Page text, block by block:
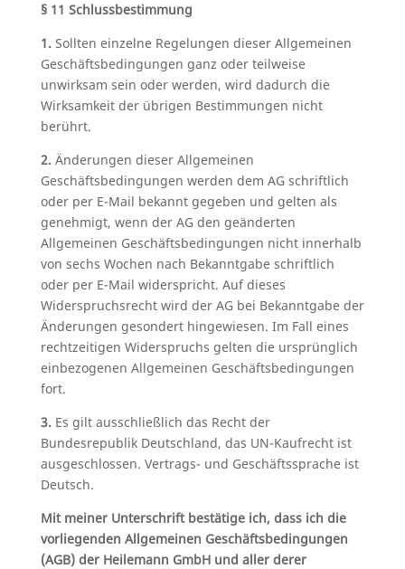
§ 11 Schlussbestimmung
1.Sollten einzelne Regelungen dieser Allgemeinen
Geschäftsbedingungen ganz oder teilweise
unwirksam sein oder werden, wird dadurch die
Wirksamkeit der übrigen Bestimmungen nicht
berührt.
2.Änderungen dieser Allgemeinen
Geschäftsbedingungen werden dem AG schriftlich
oder per E-Mail bekannt gegeben und gelten als
genehmigt, wenn der AG den geänderten
Allgemeinen Geschäftsbedingungen nicht innerhalb
von sechs Wochen nach Bekanntgabe schriftlich
oder per E-Mail widerspricht. Auf dieses
Widerspruchsrecht wird der AG bei Bekanntgabe der
Änderungen gesondert hingewiesen. Im Fall eines
rechtzeitigen Widerspruchs gelten die ursprünglich
einbezogenen Allgemeinen Geschäftsbedingungen
fort.
3.Es gilt ausschließlich das Recht der
Bundesrepublik Deutschland, das UN-Kaufrecht ist
ausgeschlossen. Vertrags- und Geschäftssprache ist
Deutsch.
Mit meiner Unterschrift bestätige ich, dass ich die
vorliegenden Allgemeinen Geschäftsbedingungen
(AGB) der Heilemann GmbH und aller derer